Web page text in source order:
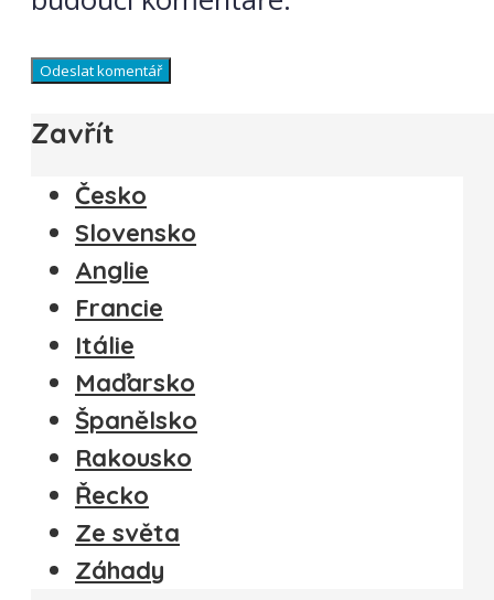
Zavřít
Česko
Slovensko
Anglie
Francie
Itálie
Maďarsko
Španělsko
Rakousko
Řecko
Ze světa
Záhady